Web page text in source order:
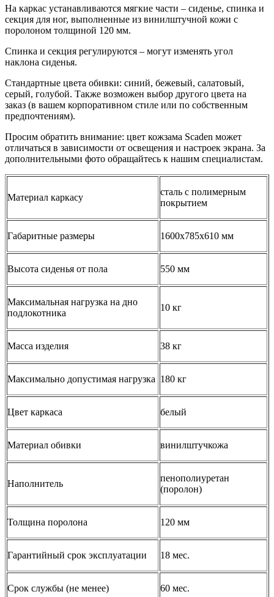
На каркас устанавливаются мягкие части – сиденье, спинка и
секция для ног, выполненные из винилштучной кожи с
поролоном толщиной 120 мм.
Спинка и секция регулируются – могут изменять угол
наклона сиденья.
Стандартные цвета обивки: синий, бежевый, салатовый,
серый, голубой. Также возможен выбор другого цвета на
заказ (в вашем корпоративном стиле или по собственным
предпочтениям).
Просим обратить внимание: цвет кожзама Scaden может
отличаться в зависимости от освещения и настроек экрана. За
дополнительными фото обращайтесь к нашим специалистам.
Материал каркасу
сталь с полимерным
покрытием
Габаритные размеры 1600х785х610 мм
Высота сиденья от пола 550 мм
Максимальная нагрузка на дно
подлокотника
10 кг
Масса изделия 38 кг
Максимально допустимая нагрузка 180 кг
Цвет каркаса белый
Материал обивки винилштучкожа
Наполнитель
пенополиуретан
(поролон)
Толщина поролона 120 мм
Гарантийный срок эксплуатации 18 мес.
Срок службы (не менее) 60 мес.